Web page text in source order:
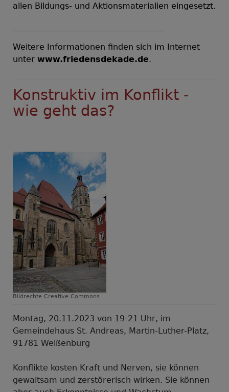
allen Bildungs- und Aktionsmaterialien eingesetzt.
Weitere Informationen finden sich im Internet
unter www.friedensdekade.de.
Konstruktiv im Konflikt -
wie geht das?
Bildrechte Creative Commons
Montag, 20.11.2023 von 19-21 Uhr, im
Gemeindehaus St. Andreas, Martin-Luther-Platz,
91781 Weißenburg
Konflikte kosten Kraft und Nerven, sie können
gewaltsam und zerstörerisch wirken. Sie können